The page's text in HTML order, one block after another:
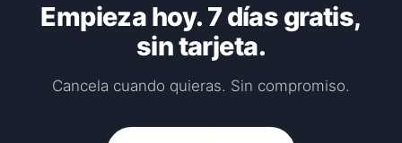
Empieza hoy. 7 días gratis,
sin tarjeta.
Cancela cuando quieras. Sin compromiso.